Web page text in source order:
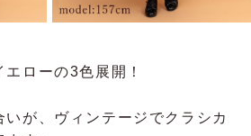
ローの3色展開！
いが、ヴィンテージでクラシカ